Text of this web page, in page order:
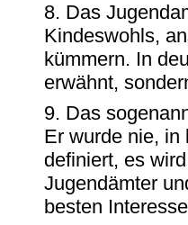
8. Das
Kindeswohls,
kümmern. In
erwähnt,
9. Das
Er wurde nie, in
definiert, es
Jugendämter
besten